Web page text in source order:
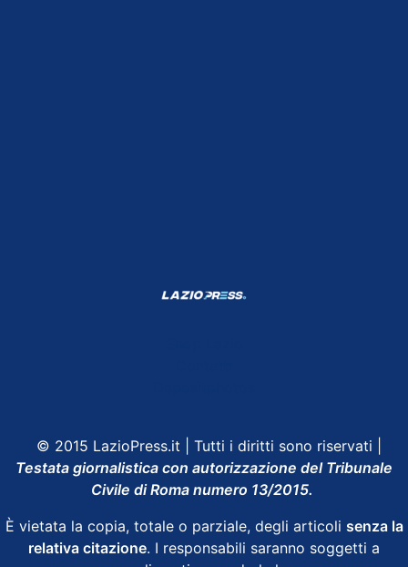
© 2015 LazioPress.it | Tutti i diritti sono riservati |
Testata giornalistica con autorizzazione del Tribunale
Civile di Roma numero 13/2015.
È vietata la copia, totale o parziale, degli articoli senza la
relativa citazione. I responsabili saranno soggetti a